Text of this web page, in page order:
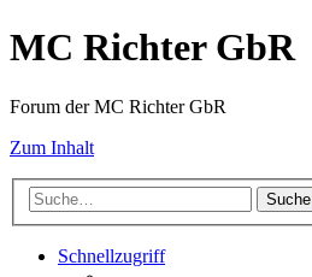
MC Richter GbR
Forum der MC Richter GbR
Zum Inhalt
Suche
Schnellzugriff